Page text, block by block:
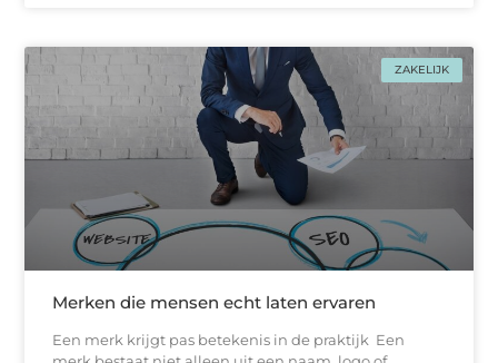
ZAKELIJK
Merken die mensen echt laten ervaren
Een merk krijgt pas betekenis in de praktijk Een